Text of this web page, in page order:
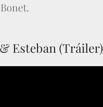
Bonet.
Esteban (Tráiler)